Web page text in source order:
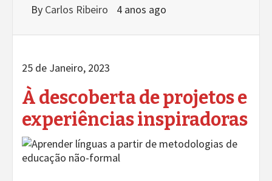
By Carlos Ribeiro 4 anos ago
25 de Janeiro, 2023
À descoberta de projetos e
experiências inspiradoras